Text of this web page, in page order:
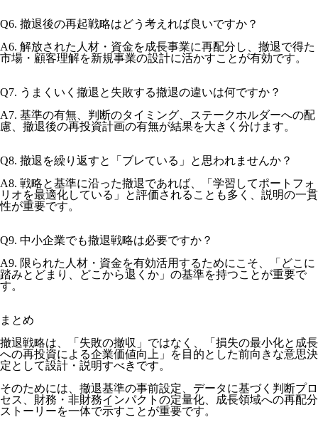
Q6. 撤退後の再起戦略はどう考えれば良いですか？
A6. 解放された人材・資金を成長事業に再配分し、撤退で得た
市場・顧客理解を新規事業の設計に活かすことが有効です。
Q7. うまくいく撤退と失敗する撤退の違いは何ですか？
A7. 基準の有無、判断のタイミング、ステークホルダーへの配
慮、撤退後の再投資計画の有無が結果を大きく分けます。
Q8. 撤退を繰り返すと「ブレている」と思われませんか？
A8. 戦略と基準に沿った撤退であれば、「学習してポートフォ
リオを最適化している」と評価されることも多く、説明の一貫
性が重要です。
Q9. 中小企業でも撤退戦略は必要ですか？
A9. 限られた人材・資金を有効活用するためにこそ、「どこに
踏みとどまり、どこから退くか」の基準を持つことが重要で
す。
まとめ
撤退戦略は、「失敗の撤収」ではなく、「損失の最小化と成長
への再投資による企業価値向上」を目的とした前向きな意思決
定として設計・説明すべきです。
そのためには、撤退基準の事前設定、データに基づく判断プロ
セス、財務・非財務インパクトの定量化、成長領域への再配分
ストーリーを一体で示すことが重要です。